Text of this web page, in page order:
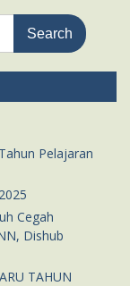
Pelajaran
Cegah
Dishub
TAHUN